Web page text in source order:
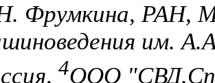
Фрумкина, РАН,
им.
4ООО